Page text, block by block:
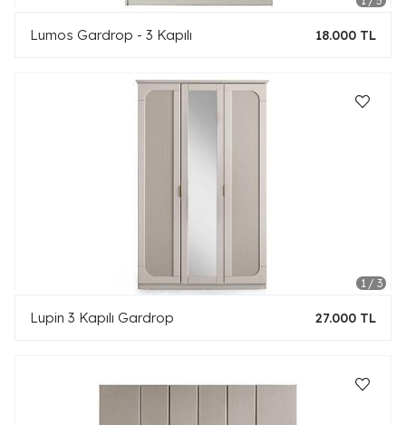
Lumos Gardrop - 3 Kapılı 18.000 TL
Lupin 3 Kapılı Gardrop 27.000 TL